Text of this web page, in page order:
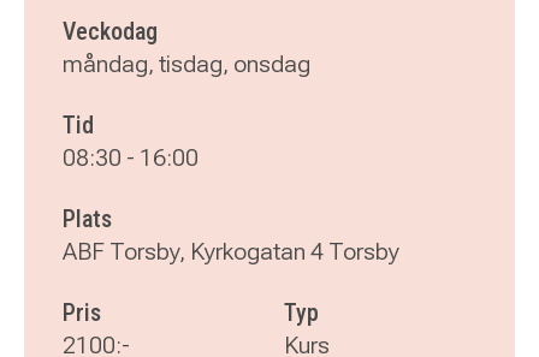
Veckodag
måndag, tisdag, onsdag
Tid
08:30 - 16:00
Plats
ABF Torsby, Kyrkogatan 4 Torsby
Pris
2100:-
Typ
Kurs